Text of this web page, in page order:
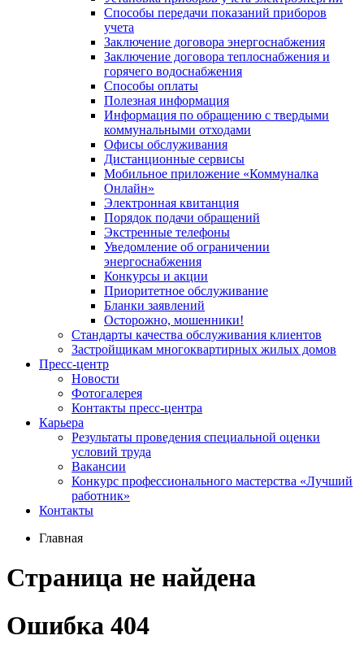
Способы передачи показаний приборов
учета
Заключение договора энергоснабжения
Заключение договора теплоснабжения и
горячего водоснабжения
Способы оплаты
Полезная информация
Информация по обращению с твердыми
коммунальными отходами
Офисы обслуживания
Дистанционные сервисы
Мобильное приложение «Коммуналка
Онлайн»
Электронная квитанция
Порядок подачи обращений
Экстренные телефоны
Уведомление об ограничении
энергоснабжения
Конкурсы и акции
Приоритетное обслуживание
Бланки заявлений
Осторожно, мошенники!
Стандарты качества обслуживания клиентов
Застройщикам многоквартирных жилых домов
Пресс-центр
Новости
Фотогалерея
Контакты пресс-центра
Карьера
Результаты проведения специальной оценки
условий труда
Вакансии
Конкурс профессионального мастерства «Лучший
работник»
Контакты
Главная
Страница не найдена
Ошибка 404